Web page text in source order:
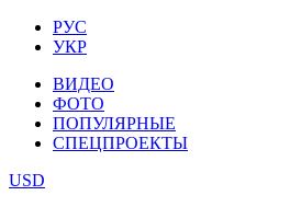
РУС
УКР
ВИДЕО
ФОТО
ПОПУЛЯРНЫЕ
СПЕЦПРОЕКТЫ
USD